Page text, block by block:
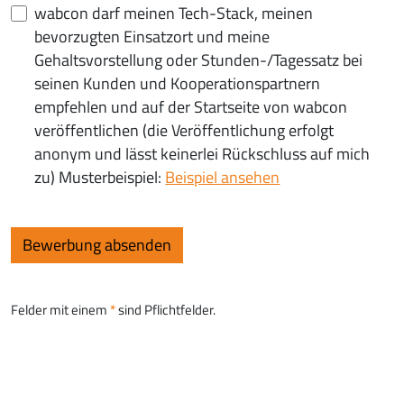
wabcon darf meinen Tech-Stack, meinen
bevorzugten Einsatzort und meine
Gehaltsvorstellung oder Stunden-/Tagessatz bei
seinen Kunden und Kooperationspartnern
empfehlen und auf der Startseite von wabcon
veröffentlichen (die Veröffentlichung erfolgt
anonym und lässt keinerlei Rückschluss auf mich
zu) Musterbeispiel: Beispiel ansehen
Felder mit einem sind Pflichtfelder.